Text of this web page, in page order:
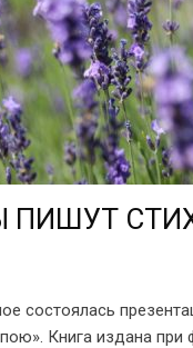
ПИШУТ
состоялась
Книга издана